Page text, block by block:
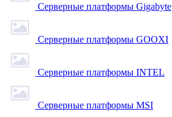
Серверные платформы Gigabyte
Серверные платформы GOOXI
Серверные платформы INTEL
Серверные платформы MSI